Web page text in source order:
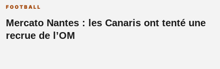
FOOTBALL
Mercato Nantes : les Canaris ont tenté une
recrue de l’OM